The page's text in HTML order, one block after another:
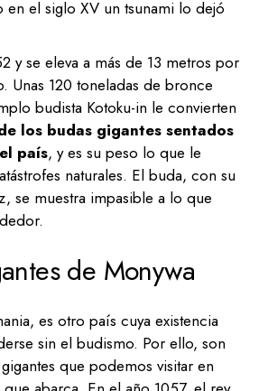
el siglo XV un tsunami lo dejó
y se eleva a más de 13 metros por
Unas 120 toneladas de bronce
budista Kotoku-in le convierten
los budas gigantes sentados
país, y es su peso lo que le
naturales. El buda, con su
se muestra impasible a lo que
de Monywa
es otro país cuya existencia
sin el budismo. Por ello, son
que podemos visitar en